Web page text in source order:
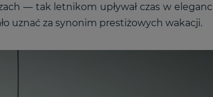
— tak letnikom upływał czas w
uznać za synonim prestiżowych wakacji.